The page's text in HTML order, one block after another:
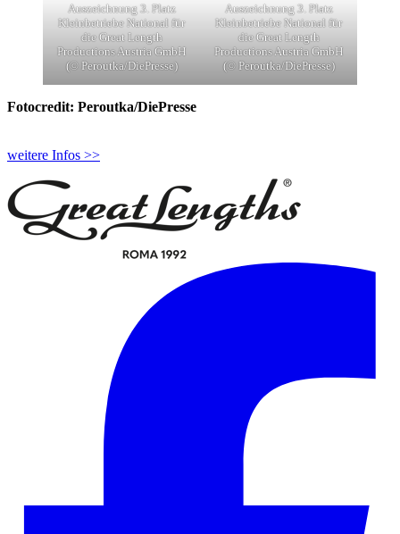
Auszeichnung 3. Platz
Kleinbetriebe National für
die Great Length
Productions Austria GmbH
(© Peroutka/DiePresse)
Auszeichnung 3. Platz
Kleinbetriebe National für
die Great Length
Productions Austria GmbH
(© Peroutka/DiePresse)
Fotocredit: Peroutka/DiePresse
weitere Infos >>